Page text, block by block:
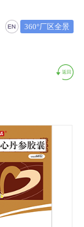
360°厂区全景
返回